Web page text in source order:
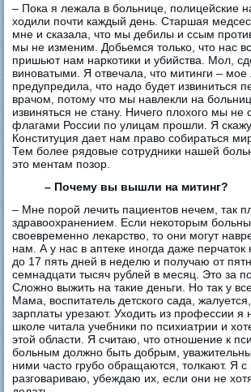
– ​Пока я лежала в больнице, полицейские
ходили почти каждый день. Старшая
мне и сказала, что мы дебилы и ссым
мы не изменим. Добьемся только, что нас
пришьют нам наркотики и убийства. Мол,
виноватыми. Я отвечала, что митинги –
предупредила, что надо будет извиниться
врачом, потому что мы навлекли на
извиняться не стану. Ничего плохого мы не
флагами России по улицам прошли. Я скажу
Конституция дает нам право собираться
Тем более рядовые сотрудники нашей
это ментам позор.
– ​Почему вы вышли на митинг?
– ​Мне порой лечить пациентов нечем, так
здравоохранением. Если некоторым
своевременно лекарство, то они могут
нам. А у нас в аптеке иногда даже
до 17 пять дней в неделю и получаю от
семнадцати тысяч рублей в месяц. Это за
Сложно выжить на такие деньги. Но так у
Мама, воспитатель детского сада,
зарплаты урезают. Уходить из профессии я
школе читала учебники по психиатрии и
этой области. Я считаю, что отношение к
больным должно быть добрым,
ними часто грубо обращаются, толкают. Я
разговариваю, убеждаю их, если они не